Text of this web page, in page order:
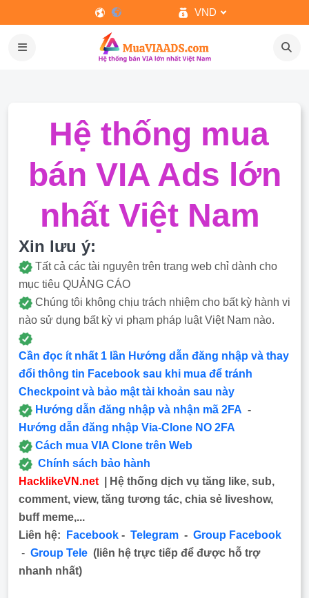
VND
Hệ thống mua
bán VIA Ads lớn
nhất Việt Nam
Xin lưu ý:
Tất cả các tài nguyên trên trang web chỉ dành cho
mục tiêu QUẢNG CÁO
Chúng tôi không chịu trách nhiệm cho bất kỳ hành vi
nào sử dụng bất kỳ vi phạm pháp luật Việt Nam nào.
Cần đọc ít nhất 1 lần Hướng dẫn đăng nhập và thay
đổi thông tin Facebook sau khi mua để tránh
Checkpoint và bảo mật tài khoản sau này
Hướng dẫn đăng nhập và nhận mã 2FA -
Hướng dẫn đăng nhập Via-Clone NO 2FA
Cách mua VIA Clone trên Web
Chính sách bảo hành
HacklikeVN.net | Hệ thống dịch vụ tăng like, sub,
comment, view, tăng tương tác, chia sẻ liveshow,
buff meme,...
Liên hệ:
Facebook - Telegram - Group Facebook
- Group Tele (liên hệ trực tiếp để được hỗ trợ
nhanh nhất)